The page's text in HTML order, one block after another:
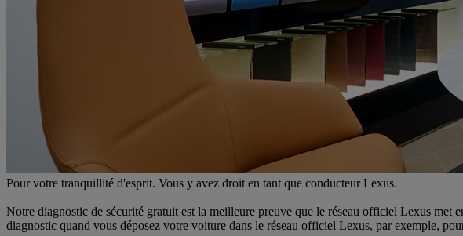
Pour votre tranquillité d'esprit. Vous y avez droit en tant que conducteur Lexus.
Notre diagnostic de sécurité gratuit est la meilleure preuve que le réseau officiel Lexus
diagnostic quand vous déposez votre voiture dans le réseau officiel Lexus, par exemple,